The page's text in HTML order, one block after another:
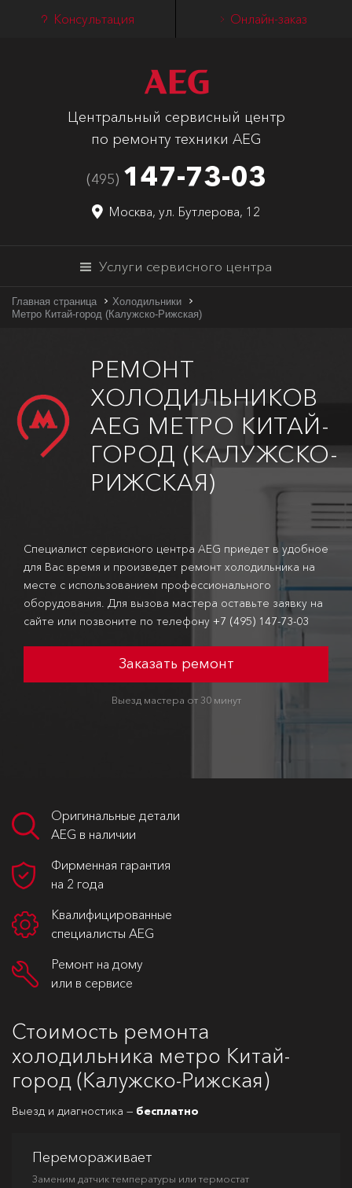
Консультация Онлайн-заказ
Центральный сервисный центр
по ремонту техники AEG
(495) 147-73-03
Москва, ул. Бутлерова, 12
Услуги сервисного центра
Главная страница
Холодильники
Метро Китай-город (Калужско-Рижская)
РЕМОНТ
ХОЛОДИЛЬНИКОВ
AEG МЕТРО КИТАЙ-
ГОРОД (КАЛУЖСКО-
РИЖСКАЯ)
Специалист сервисного центра AEG приедет в удобное
для Вас время и произведет ремонт холодильника на
месте с использованием профессионального
оборудования. Для вызова мастера оставьте заявку на
сайте или позвоните по телефону +7 (495) 147-73-03
Заказать ремонт
Выезд мастера от 30 минут
Оригинальные детали
AEG в наличии
Фирменная гарантия
на 2 года
Квалифицированные
специалисты AEG
Ремонт на дому
или в сервисе
Стоимость ремонта
холодильника метро Китай-
город (Калужско-Рижская)
Выезд и диагностика — бесплатно
Перемораживает
Заменим датчик температуры или термостат